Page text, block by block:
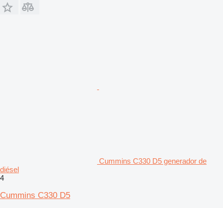
Cummins C330 D5 generador de
diésel
4
Cummins C330 D5